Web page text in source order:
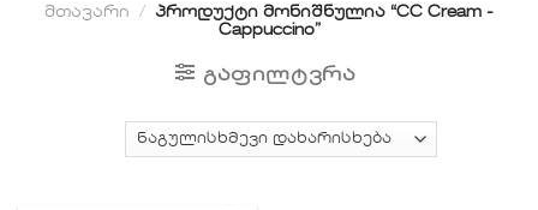
მთავარი /
პროდუქტი მონიშნულია “CC Cream -
Cappuccino”
ᲒᲐᲤᲘᲚᲢᲕᲠᲐ